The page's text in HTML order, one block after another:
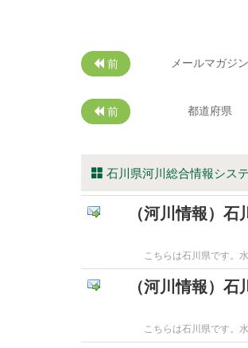
前 メールマガジン
前 都道府県
石川県河川総合情報シス
（河川情報）
こちらは石川県です。
（河川情報）
こちらは石川県です。